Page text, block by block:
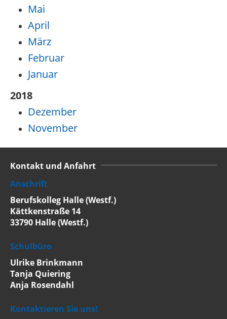
Mai
April
März
Februar
Januar
2018
Dezember
November
Kontakt und Anfahrt
Anschrift
Berufskolleg Halle (Westf.)
Kättkenstraße 14
33790 Halle (Westf.)
Schulbüro
Ulrike Brinkmann
Tanja Quiering
Anja Rosendahl
Kontaktieren Sie uns!